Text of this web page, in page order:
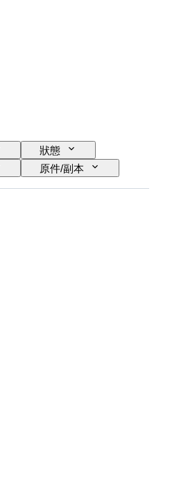
狀態
原件/副本